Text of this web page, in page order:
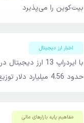
بیت‌کوین را می‌پذیرد
اخبار ارز دیجیتال
حدود 4.56 میلیارد دلار توزیع شد
مفاهیم پایه بازار‌های مالی